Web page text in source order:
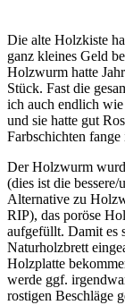
Die alte Holzkiste
ganz kleines Geld
Holzwurm hatte
Stück. Fast die
ich auch endlich
und sie hatte gut
Farbschichten
Der Holzwurm
(dies ist die
Alternative zu
RIP), das poröse
aufgefüllt. Damit es
Naturholzbrett
Holzplatte
werde ggf.
rostigen Beschläge